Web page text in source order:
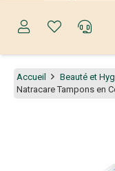
Accueil Beauté et
Natracare Tampons en